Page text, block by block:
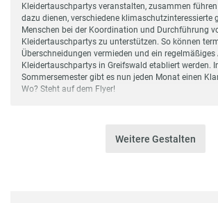
Kleidertauschpartys veranstalten, zusammen
dazu dienen, verschiedene klimaschutzinteressierte
Menschen bei der Koordination und Durchführung
Kleidertauschpartys zu unterstützen. So können
Überschneidungen vermieden und ein regelmäßiges
Kleidertauschpartys in Greifswald etabliert werden.
Sommersemester gibt es nun jeden Monat einen
Wo? Steht auf dem Flyer!
Weitere Gestalten